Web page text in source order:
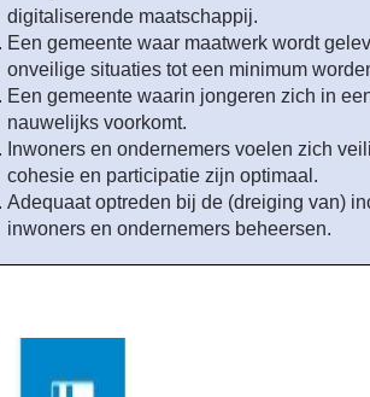
digitaliserende maatschappij.
Een gemeente waar maatwerk wordt
onveilige situaties tot een minimum
Een gemeente waarin jongeren zich in
nauwelijks voorkomt.
Inwoners en ondernemers voelen zich
cohesie en participatie zijn optimaal.
Adequaat optreden bij de (dreiging van)
inwoners en ondernemers beheersen.